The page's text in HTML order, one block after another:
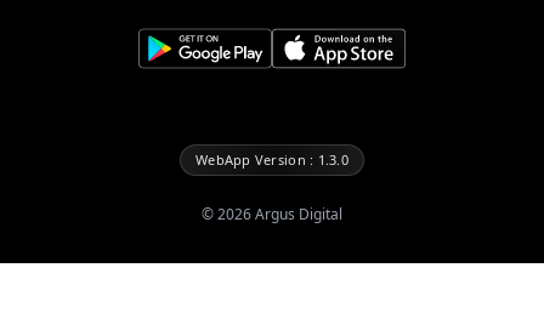
WebApp Version : 1.3.0
©2026Argus Digital